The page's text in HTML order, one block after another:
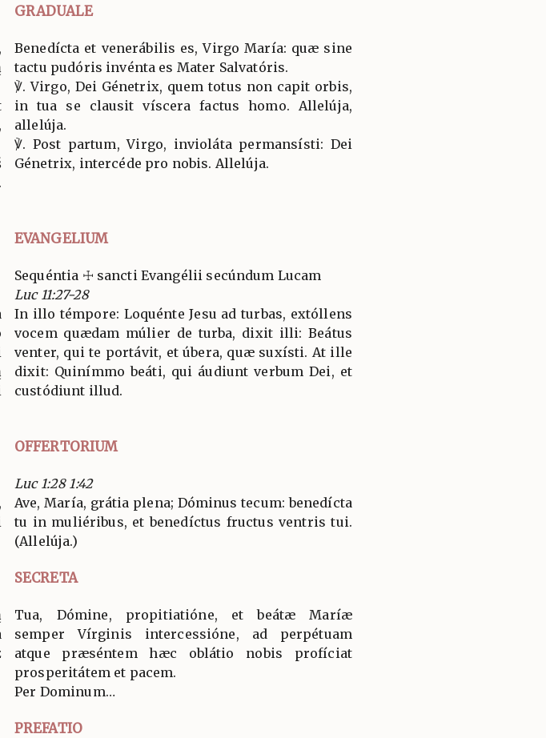
GRADUALE
Benedícta et venerábilis es, Virgo María: quæ sine
tactu pudóris invénta es Mater Salvatóris.
℣. Virgo, Dei Génetrix, quem totus non capit orbis,
in tua se clausit víscera factus homo. Allelúja,
allelúja.
℣. Post partum, Virgo, invioláta permansísti: Dei
Génetrix, intercéde pro nobis. Allelúja.
EVANGELIUM
Sequéntia ☩ sancti Evangélii secúndum Lucam
Luc 11:27-28
In illo témpore: Loquénte Jesu ad turbas, extóllens
vocem quædam múlier de turba, dixit illi: Beátus
venter, qui te portávit, et úbera, quæ suxísti. At ille
dixit: Quinímmo beáti, qui áudiunt verbum Dei, et
custódiunt illud.
OFFERTORIUM
Luc 1:28 1:42
Ave, María, grátia plena; Dóminus tecum: benedícta
tu in muliéribus, et benedíctus fructus ventris tui.
(Allelúja.)
SECRETA
Tua, Dómine, propitiatióne, et beátæ Maríæ
semper Vírginis intercessióne, ad perpétuam
atque præséntem hæc oblátio nobis profíciat
prosperitátem et pacem.
Per Dominum…
PREFATIO